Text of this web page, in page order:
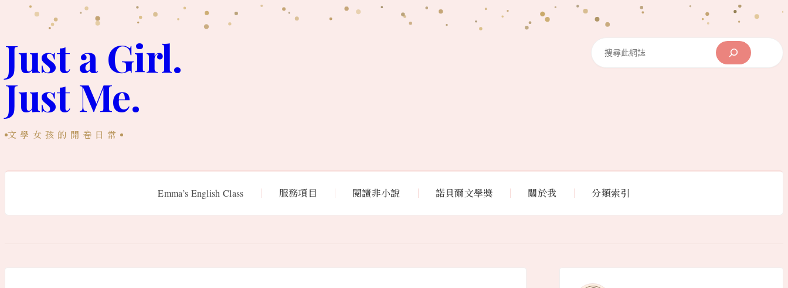
要
內
容
Just a Girl.
Just Me.
文學女孩的開卷日常
Search
Emma’s English Class 服務項目 閱讀非小說 諾貝爾文學獎 關於我 分類索引